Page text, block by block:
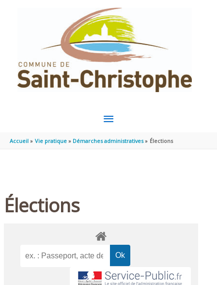
MENU
PRINCIPAL
Accueil Vie pratique Démarches administratives Élections
Élections